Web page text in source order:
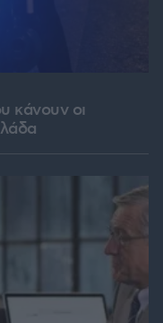
κάνουν οι